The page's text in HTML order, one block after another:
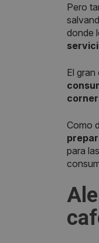
Pero
donde
El
Como
para